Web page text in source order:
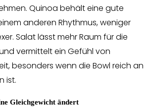
Quinoa behält eine gute
anderen Rhythmus, weniger
Salat lässt mehr Raum für die
vermittelt ein Gefühl von
besonders wenn die Bowl reich an
ist.
Gleichgewicht ändert